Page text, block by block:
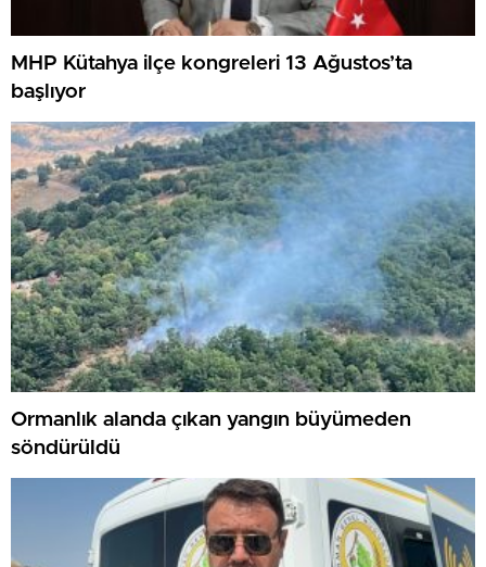
MHP Kütahya ilçe kongreleri 13 Ağustos’ta
başlıyor
Ormanlık alanda çıkan yangın büyümeden
söndürüldü